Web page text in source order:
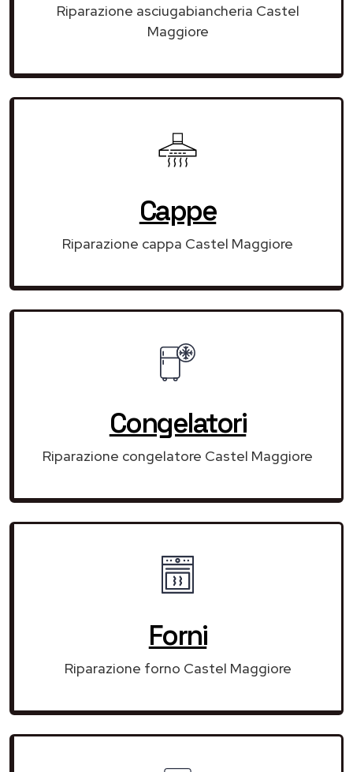
Riparazione asciugabiancheria Castel
Maggiore
Cappe
Riparazione cappa Castel Maggiore
Congelatori
Riparazione congelatore Castel Maggiore
Forni
Riparazione forno Castel Maggiore